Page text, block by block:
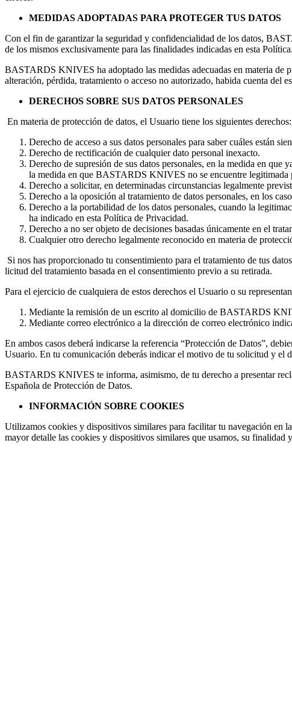
MEDIDAS ADOPTADAS PARA PROTEGER TUS DATOS
Con el fin de garantizar la seguridad y confidencialidad de los datos,
de los mismos exclusivamente para las finalidades indicadas en esta Política.
BASTARDS KNIVES ha adoptado las medidas adecuadas en materia
alteración, pérdida, tratamiento o acceso no autorizado, habida cuenta del
DERECHOS SOBRE SUS DATOS PERSONALES
En materia de protección de datos, el Usuario tiene los siguientes derechos:
Derecho de acceso a sus datos personales para saber cuáles están
Derecho de rectificación de cualquier dato personal inexacto.
Derecho de supresión de sus datos personales, en la medida en
la medida en que BASTARDS KNIVES no se encuentre legitimada
Derecho a solicitar, en determinadas circunstancias legalmente
Derecho a la oposición al tratamiento de datos personales, en los
Derecho a la portabilidad de los datos personales, cuando la
ha indicado en esta Política de Privacidad.
Derecho a no ser objeto de decisiones basadas únicamente en el
Cualquier otro derecho legalmente reconocido en materia de
Si nos has proporcionado tu consentimiento para el tratamiento de tus
licitud del tratamiento basada en el consentimiento previo a su retirada.
Para el ejercicio de cualquiera de estos derechos el Usuario o su
Mediante la remisión de un escrito al domicilio de BASTARDS
Mediante correo electrónico a la dirección de correo electrónico
En ambos casos deberá indicarse la referencia “Protección de Datos”,
Usuario. En tu comunicación deberás indicar el motivo de tu solicitud y el
BASTARDS KNIVES te informa, asimismo, de tu derecho a presentar
Española de Protección de Datos.
INFORMACIÓN SOBRE COOKIES
Utilizamos cookies y dispositivos similares para facilitar tu navegación
mayor detalle las cookies y dispositivos similares que usamos, su